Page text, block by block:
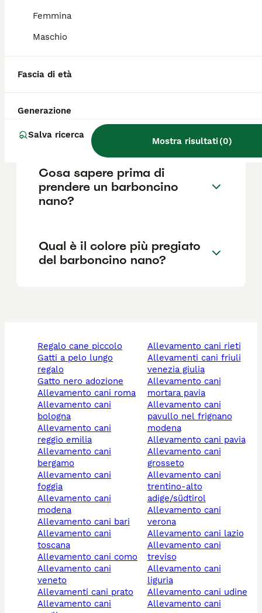
Femmina
Maschio
Fascia di età
Generazione
Salva ricerca
Mostra risultati(0)
dell'allevatore e la posizione.
barboncino nano?
Che differenza c'è tra il
barboncino toy e il mini toy?
Cosa sapere prima di
prendere un barboncino
nano?
Qual è il colore più pregiato
del barboncino nano?
regalo cane piccolo
gatti a pelo lungo
regalo
gatto nero adozione
allevamento cani roma
allevamento cani
bologna
allevamento cani
reggio emilia
allevamento cani
bergamo
allevamento cani
foggia
allevamento cani
modena
allevamento cani bari
allevamento cani
toscana
allevamento cani como
allevamento cani
veneto
allevamenti cani prato
allevamento cani
allevamento cani rieti
allevamenti cani friuli
venezia giulia
allevamento cani
mortara pavia
allevamento cani
pavullo nel frignano
modena
allevamento cani pavia
allevamento cani
grosseto
allevamento cani
trentino-alto
adige/südtirol
allevamento cani
verona
allevamento cani lazio
allevamento cani
treviso
allevamento cani
liguria
allevamento cani udine
allevamento cani